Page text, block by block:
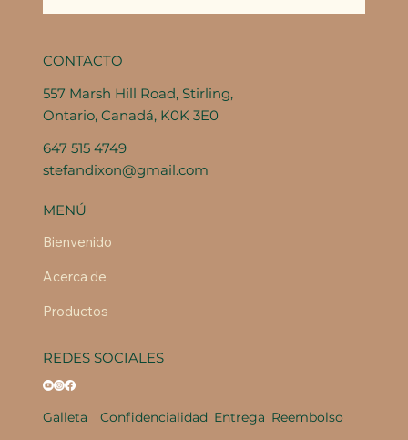
CONTACTO
557 Marsh Hill Road, Stirling,
Ontario, Canadá, K0K 3E0
647 515 4749
stefandixon@gmail.com
MENÚ
Bienvenido
Acerca de
Productos
REDES SOCIALES
Galleta Confidencialidad Entrega Reembolso